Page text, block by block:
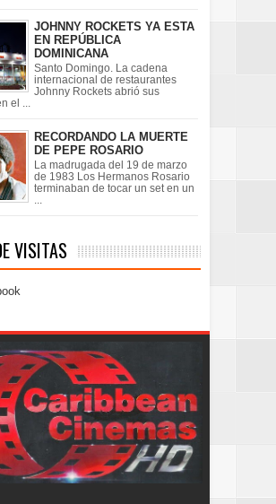
JOHNNY ROCKETS YA ESTA
EN REPÚBLICA
DOMINICANA
Santo Domingo. La cadena
internacional de restaurantes
Johnny Rockets abrió sus
el ...
RECORDANDO LA MUERTE
DE PEPE ROSARIO
La madrugada del 19 de marzo
de 1983 Los Hermanos Rosario
terminaban de tocar un set en un
VISITAS